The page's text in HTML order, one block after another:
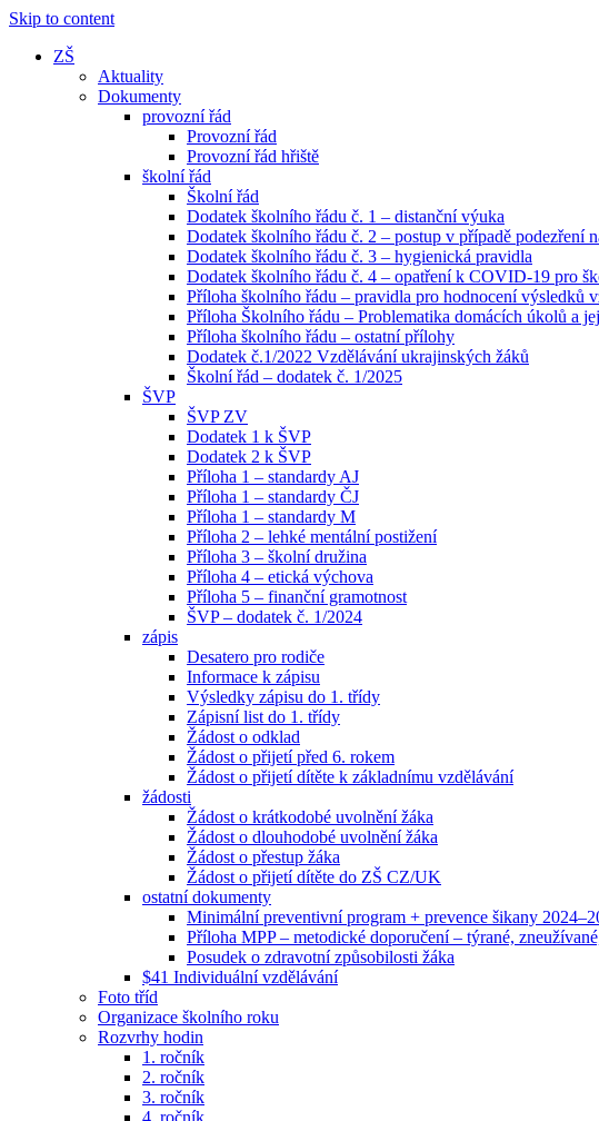
Skip to content
ZŠ
Aktuality
Dokumenty
provozní řád
Provozní řád
Provozní řád hřiště
školní řád
Školní řád
Dodatek školního řádu č. 1 – distanční výuka
Dodatek školního řádu č. 2 – postup v případě podezření
Dodatek školního řádu č. 3 – hygienická pravidla
Dodatek školního řádu č. 4 – opatření k COVID-19 pro
Příloha školního řádu – pravidla pro hodnocení výsledků
Příloha Školního řádu – Problematika domácích úkolů a
Příloha školního řádu – ostatní přílohy
Dodatek č.1/2022 Vzdělávání ukrajinských žáků
Školní řád – dodatek č. 1/2025
ŠVP
ŠVP ZV
Dodatek 1 k ŠVP
Dodatek 2 k ŠVP
Příloha 1 – standardy AJ
Příloha 1 – standardy ČJ
Příloha 1 – standardy M
Příloha 2 – lehké mentální postižení
Příloha 3 – školní družina
Příloha 4 – etická výchova
Příloha 5 – finanční gramotnost
ŠVP – dodatek č. 1/2024
zápis
Desatero pro rodiče
Informace k zápisu
Výsledky zápisu do 1. třídy
Zápisní list do 1. třídy
Žádost o odklad
Žádost o přijetí před 6. rokem
Žádost o přijetí dítěte k základnímu vzdělávání
žádosti
Žádost o krátkodobé uvolnění žáka
Žádost o dlouhodobé uvolnění žáka
Žádost o přestup žáka
Žádost o přijetí dítěte do ZŠ CZ/UK
ostatní dokumenty
Minimální preventivní program + prevence šikany
Příloha MPP – metodické doporučení – týrané,
Posudek o zdravotní způsobilosti žáka
$41 Individuální vzdělávání
Foto tříd
Organizace školního roku
Rozvrhy hodin
1. ročník
2. ročník
3. ročník
4. ročník